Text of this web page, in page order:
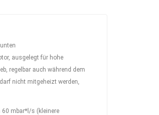
ausgelegt für hohe
regelbar auch während dem
nicht mitgeheizt werden,
mbar*l/s (kleinere